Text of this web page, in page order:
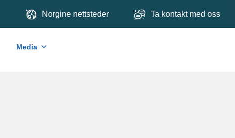
Norgine nettsteder Ta kontakt med oss
Media